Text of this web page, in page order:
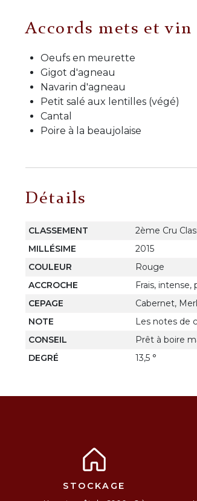
Accords mets et vin
Oeufs en meurette
Gigot d'agneau
Navarin d'agneau
Petit salé aux lentilles (végé)
Cantal
Poire à la beaujolaise
Détails
CLASSEMENT
2ème Cru
MILLÉSIME
2015
COULEUR
Rouge
ACCROCHE
Frais, intense,
CEPAGE
Cabernet,
NOTE
Les notes de
CONSEIL
Prêt à boire
DEGRÉ
13,5 °
STOCKAGE